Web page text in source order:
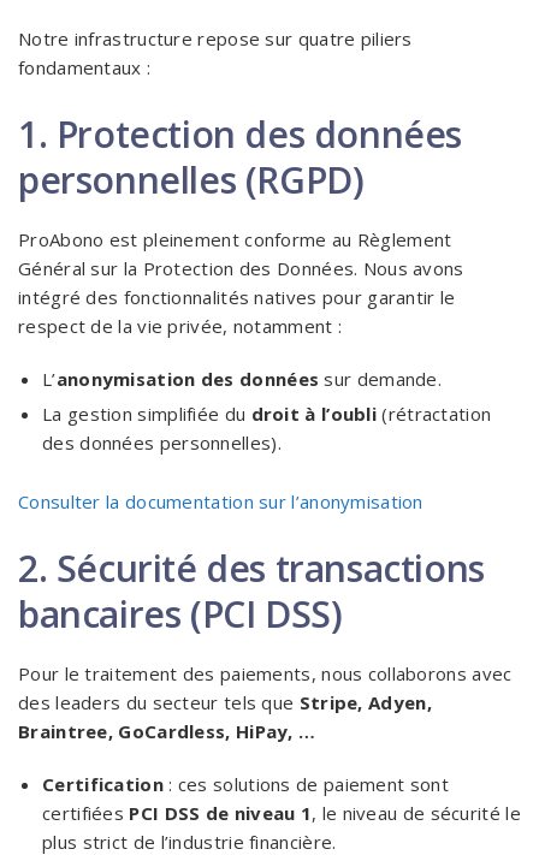
Notre infrastructure repose sur quatre piliers
fondamentaux :
1. Protection des données
personnelles (RGPD)
ProAbono est pleinement conforme au Règlement
Général sur la Protection des Données. Nous avons
intégré des fonctionnalités natives pour garantir le
respect de la vie privée, notamment :
L’anonymisation des données sur demande.
La gestion simplifiée du droit à l’oubli (rétractation
des données personnelles).
Consulter la documentation sur l’anonymisation
2. Sécurité des transactions
bancaires (PCI DSS)
Pour le traitement des paiements, nous collaborons avec
des leaders du secteur tels que Stripe, Adyen,
Braintree, GoCardless, HiPay, …
Certification: ces solutions de paiement sont
certifiées PCI DSS de niveau 1, le niveau de sécurité le
plus strict de l’industrie financière.